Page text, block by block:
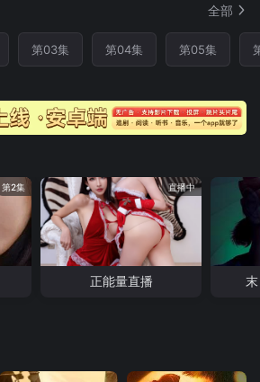
全部
第03集 第04集 第05集
第2集 直播中
正能量直播